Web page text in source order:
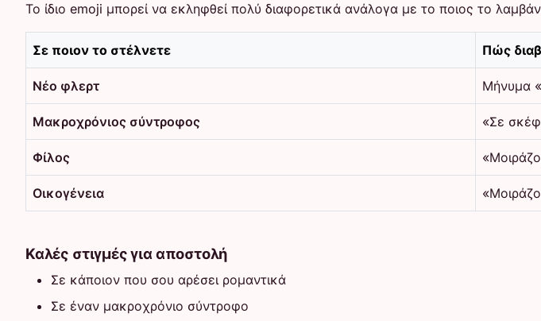
Το ίδιο emoji μπορεί να εκληφθεί πολύ διαφορετικά ανάλογα με το ποιος το
Σε ποιον το στέλνετε Πώς
Νέο φλερτ Μήνυμα
Μακροχρόνιος σύντροφος «Σε
Φίλος
Οικογένεια
Καλές στιγμές για αποστολή
Σε κάποιον που σου αρέσει ρομαντικά
Σε έναν μακροχρόνιο σύντροφο